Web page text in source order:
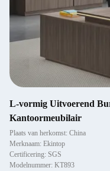
L-vormig Uitvoerend
Kantoormeubilair
Plaats van herkomst: China
Merknaam: Ekintop
Certificering: SGS
Modelnummer: KT893